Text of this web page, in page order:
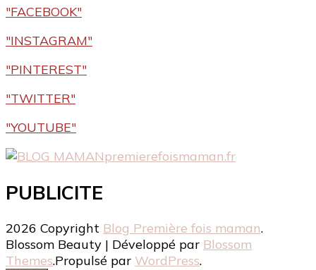
"FACEBOOK"
"INSTAGRAM"
"PINTEREST"
"TWITTER"
"YOUTUBE"
premierefoismaman.fr
PUBLICITE
2026 Copyright Blog Première fois maman.
Blossom Beauty | Développé par Blossom
Themes.Propulsé par WordPress.